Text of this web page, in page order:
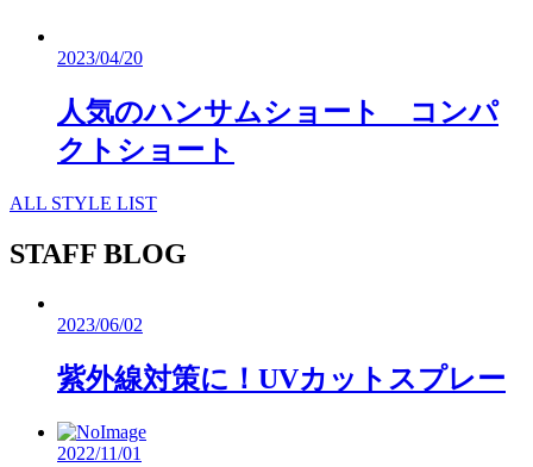
2023/04/20
人気のハンサムショート コンパ
クトショート
ALL STYLE LIST
STAFF BLOG
2023/06/02
紫外線対策に！UVカットスプレー
2022/11/01